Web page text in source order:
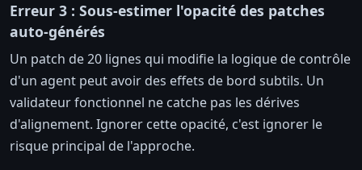
Erreur 3 : Sous-estimer l'opacité des patches
auto-générés
Un patch de 20 lignes qui modifie la logique de contrôle
d'un agent peut avoir des effets de bord subtils. Un
validateur fonctionnel ne catche pas les dérives
d'alignement. Ignorer cette opacité, c'est ignorer le
risque principal de l'approche.